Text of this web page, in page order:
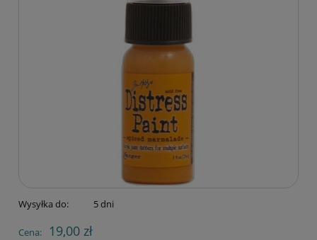
Wysyłka do: 5 dni
Cena: 19,00 zł